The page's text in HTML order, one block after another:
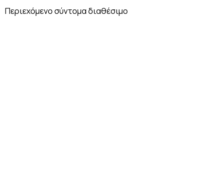
Περιεχόμενο σύντομα διαθέσιμο